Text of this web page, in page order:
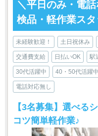
＼平日のみ・電
検品・軽作業スタ
未経験歓迎！ 土日祝休み
交通費支給 日払いOK 駅
30代活躍中 40・50代活躍中
電話対応無し
【3名募集】選べる
コツ簡単軽作業♪